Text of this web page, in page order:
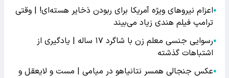
●اعزام نیروهای ویژه آمریکا برای ربودن ذخایر هسته‌ای! | وقتی
ترامپ فیلم هندی زیاد می‌بیند
●
رسوایی جنسی معلم زن با شاگرد ۱۷ ساله | یادگیری از
اشتباهات گذشته
●عکس جنجالی همسر نتانیاهو در میامی | مست و لایعقل و